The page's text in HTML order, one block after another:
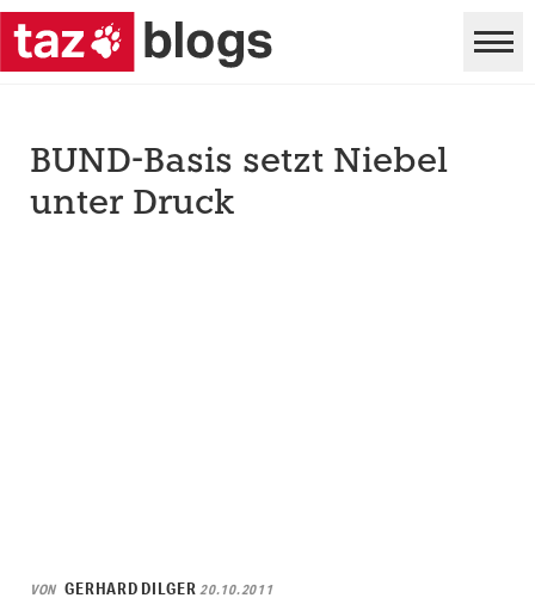
BUND-Basis setzt Niebel
unter Druck
VON GERHARD DILGER20.10.2011